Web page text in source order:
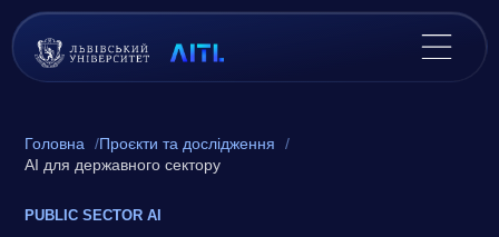
Головна
Проєкти та дослідження
AI для державного сектору
PUBLIC SECTOR AI